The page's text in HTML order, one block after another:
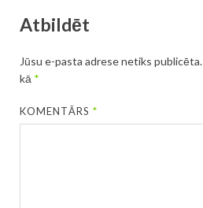
Atbildēt
Jūsu e-pasta adrese netiks publicēta.
kā *
KOMENTĀRS*